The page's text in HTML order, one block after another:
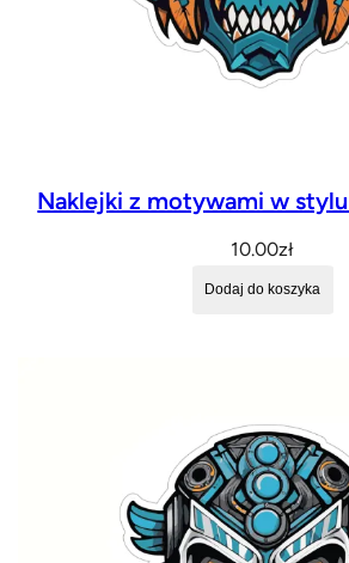
Naklejki z motywami w
10.00zł
Dodaj do koszyka